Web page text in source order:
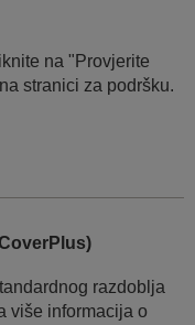
na "Provjerite
stranici za podršku.
razdoblja
više informacija o